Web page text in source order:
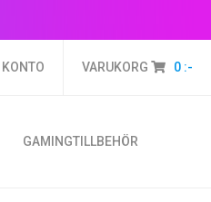
VARUKORG 0 :-
GAMINGTILLBEHÖR